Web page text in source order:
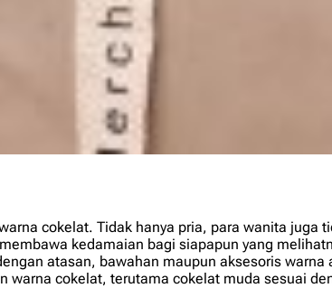
cokelat. Tidak hanya pria, para wanita
kedamaian bagi siapapun yang
atasan, bawahan maupun aksesoris
warna cokelat, terutama cokelat muda sesuai